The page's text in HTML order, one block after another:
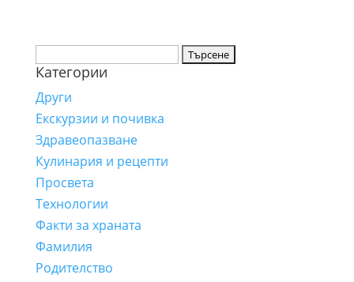
за:
Категории
Други
Екскурзии и почивка
Здравеопазване
Кулинария и рецепти
Просвета
Технологии
Факти за храната
Фамилия
Родителство